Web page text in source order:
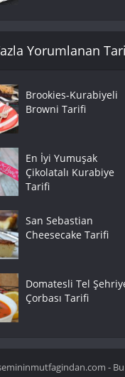
Yorumlanan
Brookies-Kurabiyeli
Browni Tarifi
En İyi Yumuşak
Çikolatalı Kurabiye
Tarifi
San Sebastian
Cheesecake Tarifi
Domatesli Tel
Çorbası Tarifi
-